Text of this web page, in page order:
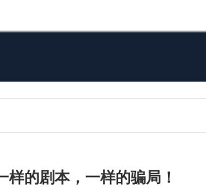
的剧本，一样的骗局！